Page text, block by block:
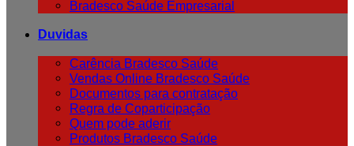
Bradesco Saúde Empresarial
Duvidas
Carência Bradesco Saúde
Vendas Online Bradesco Saúde
Documentos para contratação
Regra de Coparticipação
Quem pode aderir
Produtos Bradesco Saúde